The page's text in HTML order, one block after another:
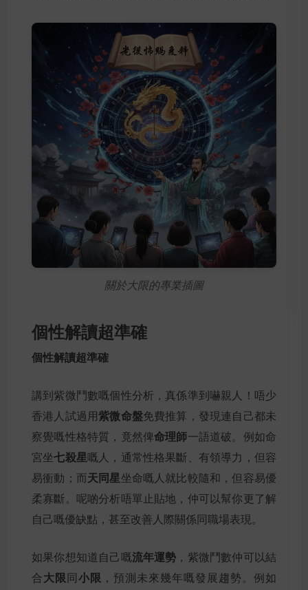
關於大限的專業插圖
個性解讀超準確
個性解讀超準確
講到紫微鬥數嘅個性分析，真係準到嚇親人！唔少
香港人試過用紫微命盤免費推算，發現連自己都未
察覺嘅性格特質，竟然俾命理師一語道破。例如命
宮坐七殺星嘅人，通常性格果斷、有領導力，但容
易衝動；而天同星坐命嘅人就比較隨和，但容易優
柔寡斷。呢啲分析唔單止貼地，仲可以幫你更了解
自己嘅優缺點，甚至改善人際關係同職場表現。
如果你想知道自己嘅流年運勢 ，紫微鬥數仲可以結
合大限同小限 ，預測未來幾年嘅發展趨勢。例如